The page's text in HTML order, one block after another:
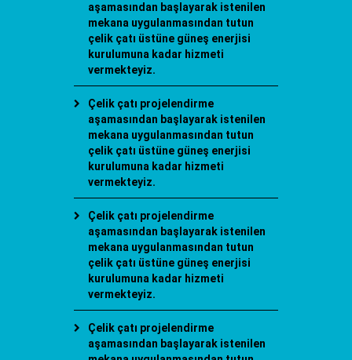
aşamasından başlayarak istenilen
mekana uygulanmasından tutun
çelik çatı üstüne güneş enerjisi
kurulumuna kadar hizmeti
vermekteyiz.
Çelik çatı projelendirme
aşamasından başlayarak istenilen
mekana uygulanmasından tutun
çelik çatı üstüne güneş enerjisi
kurulumuna kadar hizmeti
vermekteyiz.
Çelik çatı projelendirme
aşamasından başlayarak istenilen
mekana uygulanmasından tutun
çelik çatı üstüne güneş enerjisi
kurulumuna kadar hizmeti
vermekteyiz.
Çelik çatı projelendirme
aşamasından başlayarak istenilen